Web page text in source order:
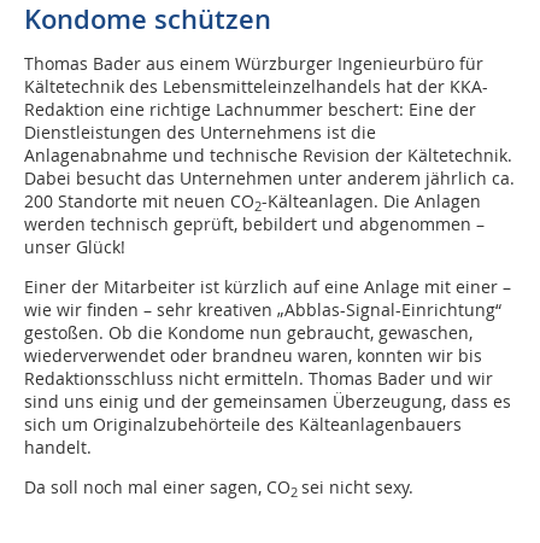
Kondome schützen
Thomas Bader aus einem Würzburger Ingenieurbüro für
Kältetechnik des Lebensmitteleinzelhandels hat der KKA-
Redaktion eine richtige Lachnummer beschert: Eine der
Dienstleistungen des Unternehmens ist die
Anlagenabnahme und technische Revision der Kältetechnik.
Dabei besucht das Unternehmen unter anderem jährlich ca.
200 Standorte mit neuen CO2-Kälteanlagen. Die Anlagen
werden technisch geprüft, bebildert und abgenommen –
unser Glück!
Einer der Mitarbeiter ist kürzlich auf eine Anlage mit einer –
wie wir finden – sehr kreativen „Abblas-Signal-Einrichtung“
gestoßen. Ob die Kondome nun gebraucht, gewaschen,
wiederverwendet oder brandneu waren, konnten wir bis
Redaktionsschluss nicht ermitteln. Thomas Bader und wir
sind uns einig und der gemeinsamen Überzeugung, dass es
sich um Originalzubehörteile des Kälteanlagenbauers
handelt.
Da soll noch mal einer sagen, CO2 sei nicht sexy.